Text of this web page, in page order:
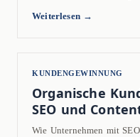
Weiterlesen →
KUNDENGEWINNUNG
Organische
SEO und
Wie Unternehmen mit